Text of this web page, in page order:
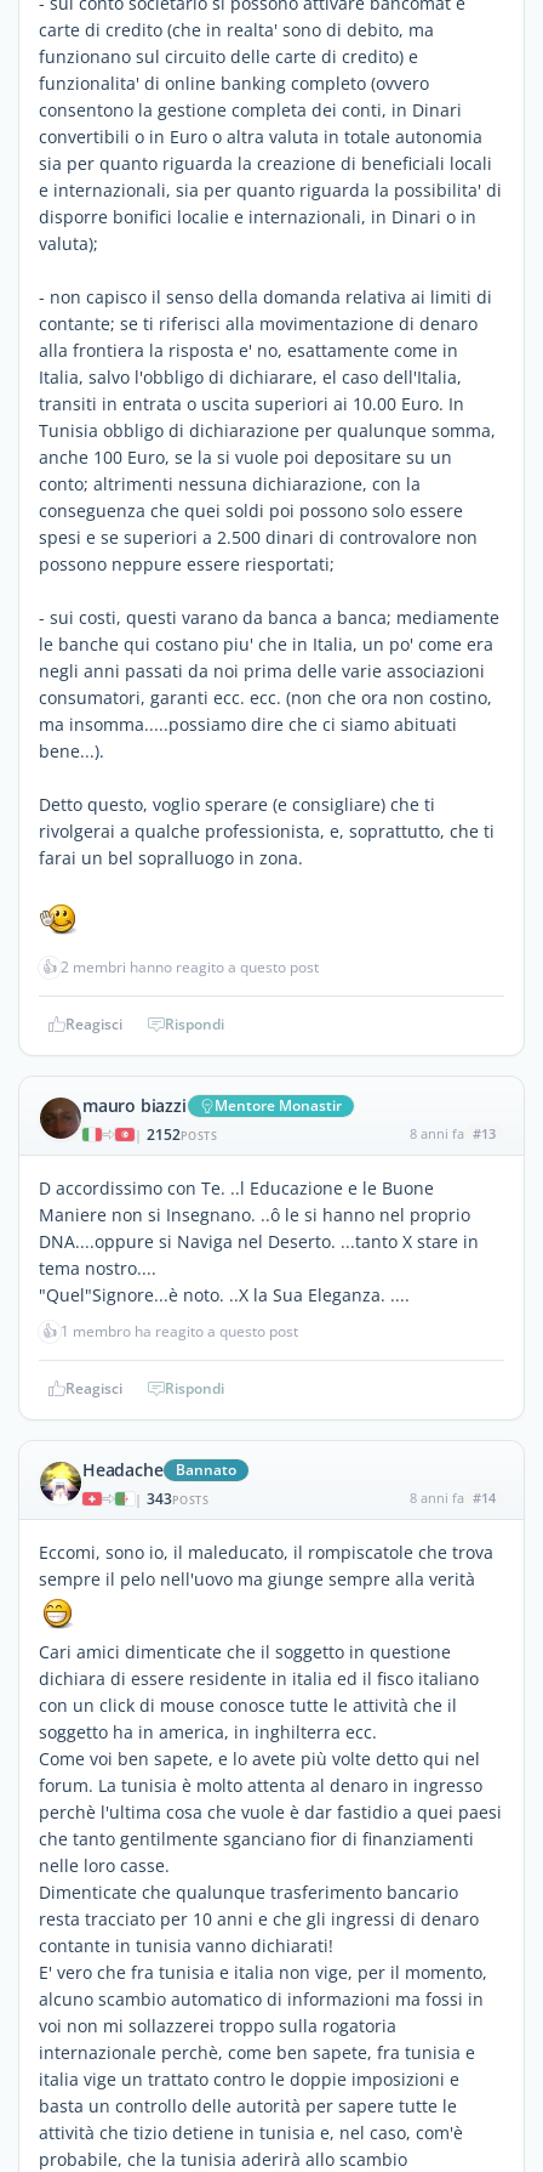
carte di credito (che in realta' sono di debito, ma
funzionano sul circuito delle carte di credito) e
funzionalita' di online banking completo (ovvero
consentono la gestione completa dei conti, in Dinari
convertibili o in Euro o altra valuta in totale autonomia
sia per quanto riguarda la creazione di beneficiali locali
e internazionali, sia per quanto riguarda la possibilita' di
disporre bonifici localie e internazionali, in Dinari o in
valuta);
- non capisco il senso della domanda relativa ai limiti di
contante; se ti riferisci alla movimentazione di denaro
alla frontiera la risposta e' no, esattamente come in
Italia, salvo l'obbligo di dichiarare, el caso dell'Italia,
transiti in entrata o uscita superiori ai 10.00 Euro. In
Tunisia obbligo di dichiarazione per qualunque somma,
anche 100 Euro, se la si vuole poi depositare su un
conto; altrimenti nessuna dichiarazione, con la
conseguenza che quei soldi poi possono solo essere
spesi e se superiori a 2.500 dinari di controvalore non
possono neppure essere riesportati;
- sui costi, questi varano da banca a banca; mediamente
le banche qui costano piu' che in Italia, un po' come era
negli anni passati da noi prima delle varie associazioni
consumatori, garanti ecc. ecc. (non che ora non costino,
ma insomma.....possiamo dire che ci siamo abituati
bene...).
Detto questo, voglio sperare (e consigliare) che ti
rivolgerai a qualche professionista, e, soprattutto, che ti
farai un bel sopralluogo in zona.
👍2 membri hanno reagito a questo post
Reagisci Rispondi
mauro biazzi Mentore Monastir
| 2152POSTS 8 anni fa #13
D accordissimo con Te. ..l Educazione e le Buone
Maniere non si Insegnano. ..ô le si hanno nel proprio
DNA....oppure si Naviga nel Deserto. ...tanto X stare in
tema nostro....
"Quel"Signore...è noto. ..X la Sua Eleganza. ....
👍 1 membro ha reagito a questo post
Reagisci Rispondi
Headache Bannato
| 343POSTS 8 anni fa #14
Eccomi, sono io, il maleducato, il rompiscatole che trova
sempre il pelo nell'uovo ma giunge sempre alla verità
Cari amici dimenticate che il soggetto in questione
dichiara di essere residente in italia ed il fisco italiano
con un click di mouse conosce tutte le attività che il
soggetto ha in america, in inghilterra ecc.
Come voi ben sapete, e lo avete più volte detto qui nel
forum. La tunisia è molto attenta al denaro in ingresso
perchè l'ultima cosa che vuole è dar fastidio a quei paesi
che tanto gentilmente sganciano fior di finanziamenti
nelle loro casse.
Dimenticate che qualunque trasferimento bancario
resta tracciato per 10 anni e che gli ingressi di denaro
contante in tunisia vanno dichiarati!
E' vero che fra tunisia e italia non vige, per il momento,
alcuno scambio automatico di informazioni ma fossi in
voi non mi sollazzerei troppo sulla rogatoria
internazionale perchè, come ben sapete, fra tunisia e
italia vige un trattato contro le doppie imposizioni e
basta un controllo delle autorità per sapere tutte le
attività che tizio detiene in tunisia e, nel caso, com'è
probabile, che la tunisia aderirà allo scambio